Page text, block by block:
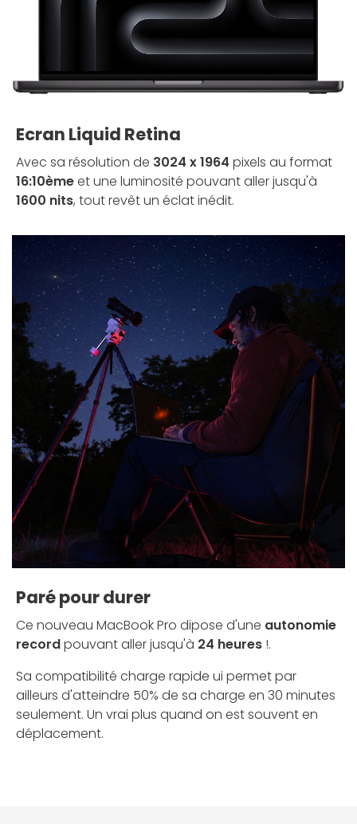
Ecran Liquid Retina
Avec sa résolution de 3024 x 1964 pixels au format
16:10èmeet une luminosité pouvant aller jusqu'à
1600 nits, tout revêt un éclat inédit.
Paré pour durer
Ce nouveau MacBook Pro dipose d'une autonomie
recordpouvant aller jusqu'à 24 heures !.
Sa compatibilité charge rapide ui permet par
ailleurs d'atteindre 50% de sa charge en 30 minutes
seulement. Un vrai plus quand on est souvent en
déplacement.